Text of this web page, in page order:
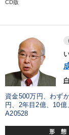
CD版
資金500万円、わず
円、2年目2億、10
A20528
形 態